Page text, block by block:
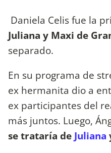
Daniela Celis fue la
Juliana y Maxi de
separado.
En su programa de
ex hermanita dio a
ex participantes del
más juntos. Luego,
se trataría de Juliana